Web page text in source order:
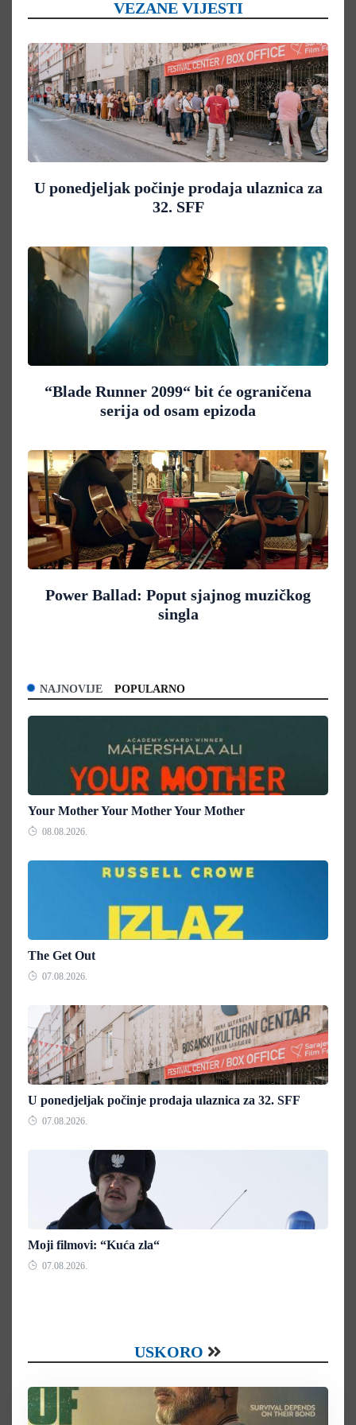
VEZANE VIJESTI
U ponedjeljak počinje prodaja ulaznica za
32. SFF
“Blade Runner 2099“ bit će ograničena
serija od osam epizoda
Power Ballad: Poput sjajnog muzičkog
singla
NAJNOVIJE POPULARNO
Your Mother Your Mother Your Mother
08.08.2026.
The Get Out
07.08.2026.
U ponedjeljak počinje prodaja ulaznica za 32. SFF
07.08.2026.
Moji filmovi: “Kuća zla“
07.08.2026.
USKORO